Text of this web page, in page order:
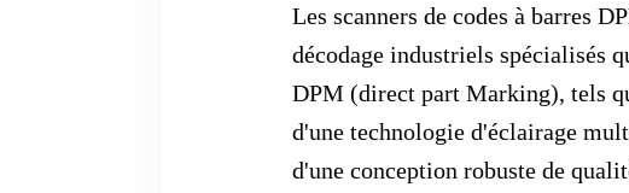
Les scanners de codes à barres
décodage industriels spécialisés
DPM (direct part Marking), tels
d'une technologie d'éclairage
d'une conception robuste de